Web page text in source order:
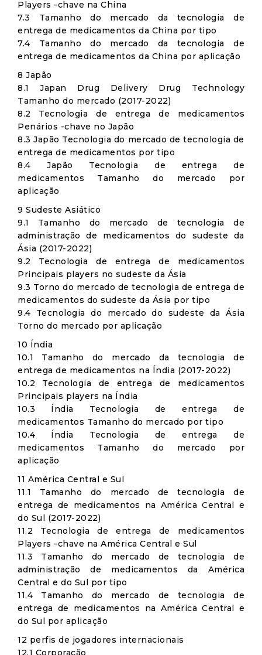
Players -chave na China
7.3 Tamanho do mercado da tecnologia de
entrega de medicamentos da China por tipo
7.4 Tamanho do mercado da tecnologia de
entrega de medicamentos da China por aplicação
8 Japão
8.1 Japan Drug Delivery Drug Technology
Tamanho do mercado (2017-2022)
8.2 Tecnologia de entrega de medicamentos
Penários -chave no Japão
8.3 Japão Tecnologia do mercado de tecnologia de
entrega de medicamentos por tipo
8.4 Japão Tecnologia de entrega de
medicamentos Tamanho do mercado por
aplicação
9 Sudeste Asiático
9.1 Tamanho do mercado de tecnologia de
administração de medicamentos do sudeste da
Ásia (2017-2022)
9.2 Tecnologia de entrega de medicamentos
Principais players no sudeste da Ásia
9.3 Torno do mercado de tecnologia de entrega de
medicamentos do sudeste da Ásia por tipo
9.4 Tecnologia do mercado do sudeste da Ásia
Torno do mercado por aplicação
10 Índia
10.1 Tamanho do mercado da tecnologia de
entrega de medicamentos na Índia (2017-2022)
10.2 Tecnologia de entrega de medicamentos
Principais players na Índia
10.3 Índia Tecnologia de entrega de
medicamentos Tamanho do mercado por tipo
10.4 Índia Tecnologia de entrega de
medicamentos Tamanho do mercado por
aplicação
11 América Central e Sul
11.1 Tamanho do mercado de tecnologia de
entrega de medicamentos na América Central e
do Sul (2017-2022)
11.2 Tecnologia de entrega de medicamentos
Players -chave na América Central e Sul
11.3 Tamanho do mercado de tecnologia de
administração de medicamentos da América
Central e do Sul por tipo
11.4 Tamanho do mercado de tecnologia de
entrega de medicamentos na América Central e
do Sul por aplicação
12 perfis de jogadores internacionais
12.1 Corporação